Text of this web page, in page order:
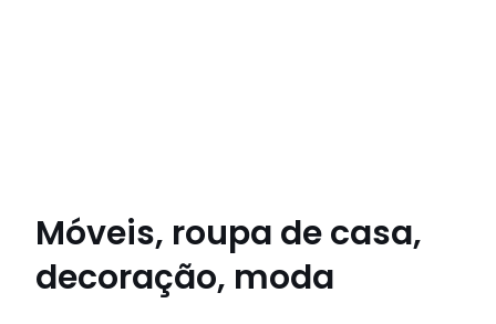
Móveis, roupa de casa,
decoração, moda